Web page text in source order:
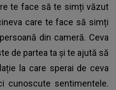
te face să te simți văzut
care te face să simți
din cameră. Ceva
de partea ta și te ajută să
la care sperai de ceva
cunoscute sentimentele.